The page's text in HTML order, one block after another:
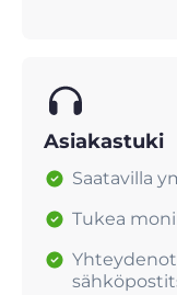
Asiakastuki
Saatavilla
Tukea